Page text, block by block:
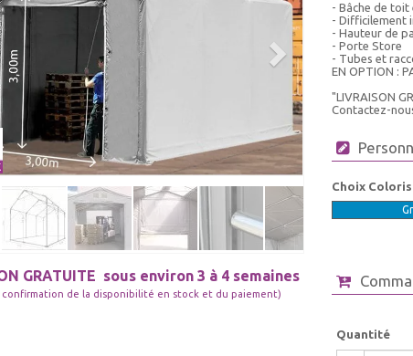
GRATUITE sous environ 3 à 4 semaines
confirmation de la disponibilité en stock et du paiement)
- Bâche de toit
- Difficilement
- Hauteur de
- Porte Store
- Tubes et
EN OPTION :
"LIVRAISON
Contactez-
Choix Coloris
Quantité